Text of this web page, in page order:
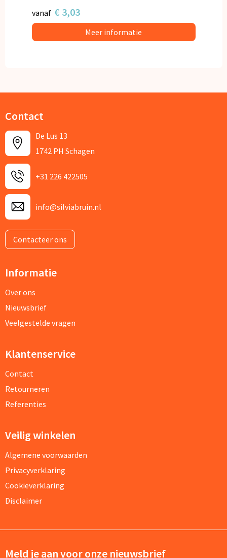
vanaf € 3,03
Meer informatie
Contact
De Lus 13
1742 PH Schagen
+31 226 422505
info@silviabruin.nl
Contacteer ons
Informatie
Over ons
Nieuwsbrief
Veelgestelde vragen
Klantenservice
Contact
Retourneren
Referenties
Veilig winkelen
Algemene voorwaarden
Privacyverklaring
Cookieverklaring
Disclaimer
Meld je aan voor onze nieuwsbrief